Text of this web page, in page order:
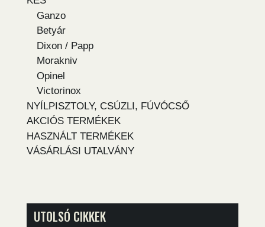
Ganzo
Betyár
Dixon / Papp
Morakniv
Opinel
Victorinox
NYÍLPISZTOLY, CSÚZLI, FÚVÓCSŐ
AKCIÓS TERMÉKEK
HASZNÁLT TERMÉKEK
VÁSÁRLÁSI UTALVÁNY
UTOLSÓ CIKKEK